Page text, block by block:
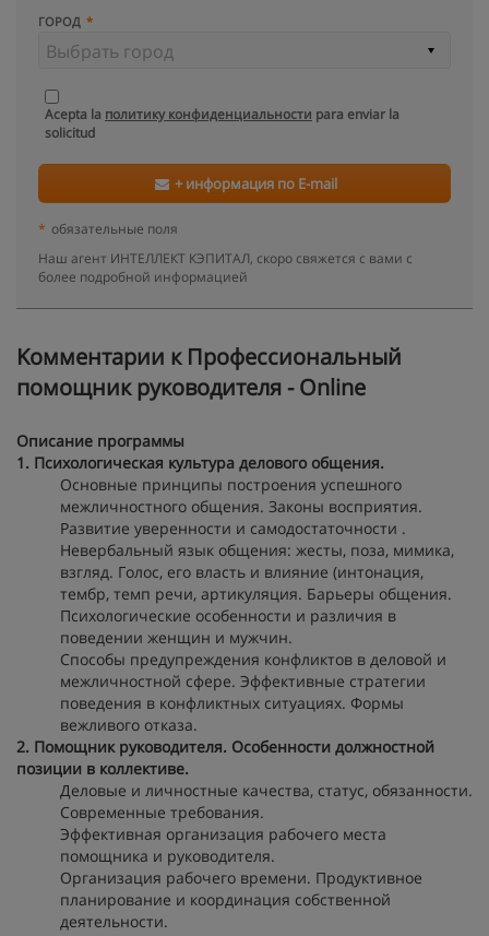
ГОРОД
Acepta la политику конфиденциальности para enviar la
solicitud
+ информация по E-mail
* обязательные поля
Наш агент ИНТЕЛЛЕКТ КЭПИТАЛ, скоро свяжется с вами с
более подробной информацией
Kомментарии к Профессиональный
помощник руководителя - Online
Описание программы
1. Психологическая культура делового общения.
Основные принципы построения успешного
межличностного общения. Законы восприятия.
Развитие уверенности и самодостаточности .
Невербальный язык общения: жесты, поза, мимика,
взгляд. Голос, его власть и влияние (интонация,
тембр, темп речи, артикуляция. Барьеры общения.
Психологические особенности и различия в
поведении женщин и мужчин.
Способы предупреждения конфликтов в деловой и
межличностной сфере. Эффективные стратегии
поведения в конфликтных ситуациях. Формы
вежливого отказа.
2. Помощник руководителя. Особенности должностной
позиции в коллективе.
Деловые и личностные качества, статус, обязанности.
Современные требования.
Эффективная организация рабочего места
помощника и руководителя.
Организация рабочего времени. Продуктивное
планирование и координация собственной
деятельности.